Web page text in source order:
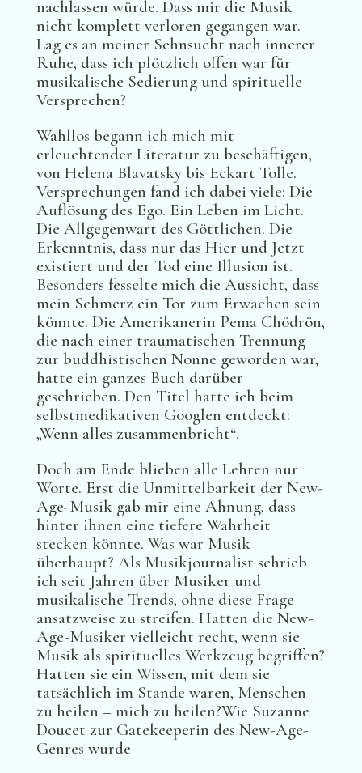
nachlassen würde. Dass mir die Musik
nicht komplett verloren gegangen war.
Lag es an meiner Sehnsucht nach innerer
Ruhe, dass ich plötzlich offen war für
musikalische Sedierung und spirituelle
Versprechen?
Wahllos begann ich mich mit
erleuchtender Literatur zu beschäftigen,
von Helena Blavatsky bis Eckart Tolle.
Versprechungen fand ich dabei viele: Die
Auflösung des Ego. Ein Leben im Licht.
Die Allgegenwart des Göttlichen. Die
Erkenntnis, dass nur das Hier und Jetzt
existiert und der Tod eine Illusion ist.
Besonders fesselte mich die Aussicht, dass
mein Schmerz ein Tor zum Erwachen sein
könnte. Die Amerikanerin Pema Chödrön,
die nach einer traumatischen Trennung
zur buddhistischen Nonne geworden war,
hatte ein ganzes Buch darüber
geschrieben. Den Titel hatte ich beim
selbstmedikativen Googlen entdeckt:
„Wenn alles zusammenbricht“.
Doch am Ende blieben alle Lehren nur
Worte. Erst die Unmittelbarkeit der New-
Age-Musik gab mir eine Ahnung, dass
hinter ihnen eine tiefere Wahrheit
stecken könnte. Was war Musik
überhaupt? Als Musikjournalist schrieb
ich seit Jahren über Musiker und
musikalische Trends, ohne diese Frage
ansatzweise zu streifen. Hatten die New-
Age-Musiker vielleicht recht, wenn sie
Musik als spirituelles Werkzeug begriffen?
Hatten sie ein Wissen, mit dem sie
tatsächlich im Stande waren, Menschen
zu heilen – mich zu heilen?Wie Suzanne
Doucet zur Gatekeeperin des New-Age-
Genres wurde